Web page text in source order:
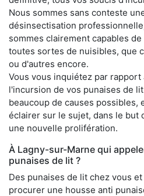
Nous sommes sans conteste
désinsectisation
sommes clairement capables
toutes sortes de nuisibles, que
ou d'autres encore.
Vous vous inquiétez par rapport
l'incursion de vos punaises de
beaucoup de causes possibles,
éclairer sur le sujet, dans le but
une nouvelle prolifération.
À Lagny-sur-Marne qui
punaises de lit ?
Des punaises de lit chez vous
procurer une housse anti